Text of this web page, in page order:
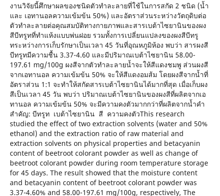
งานวิจัยนี้ศึกษาผลของชนิดตัวทำละลายที่ใช้ในการสกัด 2 ชนิด (น้ำ
และ เอทานอลความเข้มข้น 50%) และอัตราส่วนระหว่างวัตถุดิบต่อ
ตัวทำละลายต่อคุณสมบัติทางกายภาพและสารเบต้าไซยานินของผง
สีบีทรูทที่ทำแห้งแบบพ่นฝอย รวมทั้งการเปลี่ยนแปลงของผงสีบีทรู
ทระหว่างการเก็บรักษาเป็นเวลา 45 วันที่อุณหภูมิห้อง พบว่า สารผงสี
บีทรูทมีความชื้น 3.37-4.60 และมีปริมาณเบต้าไซยานิน 58.00-
197.61 mg/100g ผงสีจากตัวทำละลายน้ำจะให้สีแดงชมพู ส่วนผงสี
จากเอทานอล ความเข้มข้น 50% จะให้สีแดงอมส้ม โดยผงสีจากน้ำที่
อัตราส่วน 1:1 จะทำให้สกัดสารเบต้าไซยานินได้มากที่สุด เมื่อเก็บผง
สีเป็นเวลา 45 วัน พบว่า ปริมาณเบต้าไซยานินของผงสีที่ผลิตจากเอ
ทานอล ความเข้มข้น 50% จะมีความคงตัวมากกว่าที่ผลิตจากน้ำคำ
สำคัญ: บีทรูท เบต้าไซยานิน สี ความคงตัวThis research
studied the effect of two extraction solvents (water and 50%
ethanol) and the extraction ratio of raw material and
extraction solvents on physical properties and betacyanin
content of beetroot colorant powder as well as change of
beetroot colorant powder during room temperature storage
for 45 days. The result showed that the moisture content
and betacyanin content of beetroot colorant powder was
3.37-4.60% and 58.00-197.61 mg/100g, respectively, The